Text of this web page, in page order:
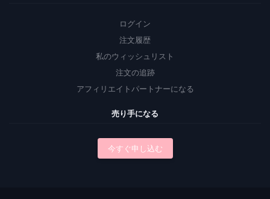
ログイン
注文履歴
私のウィッシュリスト
注文の追跡
アフィリエイトパートナーになる
売り手になる
今すぐ申し込む